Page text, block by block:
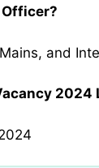
and
2024